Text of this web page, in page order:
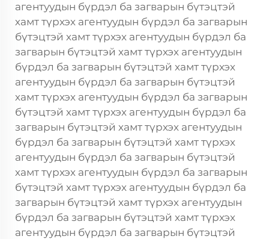
агентуудын бүрдэл ба загварын бүтэцтэй
хамт түрхэх агентуудын бүрдэл ба загварын
бүтэцтэй хамт түрхэх агентуудын бүрдэл ба
загварын бүтэцтэй хамт түрхэх агентуудын
бүрдэл ба загварын бүтэцтэй хамт түрхэх
агентуудын бүрдэл ба загварын бүтэцтэй
хамт түрхэх агентуудын бүрдэл ба загварын
бүтэцтэй хамт түрхэх агентуудын бүрдэл ба
загварын бүтэцтэй хамт түрхэх агентуудын
бүрдэл ба загварын бүтэцтэй хамт түрхэх
агентуудын бүрдэл ба загварын бүтэцтэй
хамт түрхэх агентуудын бүрдэл ба загварын
бүтэцтэй хамт түрхэх агентуудын бүрдэл ба
загварын бүтэцтэй хамт түрхэх агентуудын
бүрдэл ба загварын бүтэцтэй хамт түрхэх
агентуудын бүрдэл ба загварын бүтэцтэй